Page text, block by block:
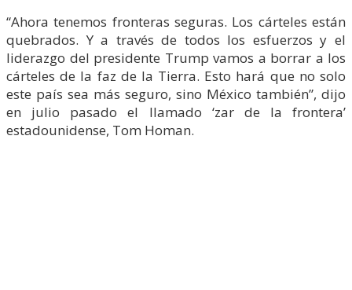
“Ahora tenemos fronteras seguras. Los cárteles están
quebrados. Y a través de todos los esfuerzos y el
liderazgo del presidente Trump vamos a borrar a los
cárteles de la faz de la Tierra. Esto hará que no solo
este país sea más seguro, sino México también”, dijo
en julio pasado el llamado ‘zar de la frontera’
estadounidense, Tom Homan.